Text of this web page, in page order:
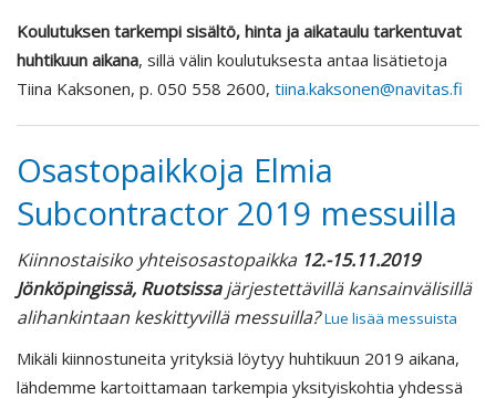
Koulutuksen tarkempi sisältö, hinta ja aikataulu tarkentuvat
huhtikuun aikana, sillä välin koulutuksesta antaa lisätietoja
Tiina Kaksonen, p. 050 558 2600, tiina.kaksonen@navitas.fi
Osastopaikkoja Elmia
Subcontractor 2019 messuilla
Kiinnostaisiko yhteisosastopaikka 12.-15.11.2019
Jönköpingissä, Ruotsissajärjestettävillä kansainvälisillä
alihankintaan keskittyvillä messuilla?Lue lisää messuista
Mikäli kiinnostuneita yrityksiä löytyy huhtikuun 2019 aikana,
lähdemme kartoittamaan tarkempia yksityiskohtia yhdessä